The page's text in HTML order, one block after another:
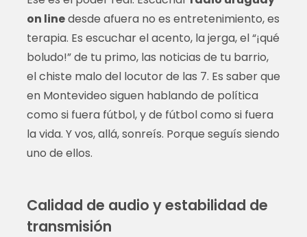
on linedesde afuera no es entretenimiento, es
terapia. Es escuchar el acento, la jerga, el “¡qué
boludo!” de tu primo, las noticias de tu barrio,
el chiste malo del locutor de las 7. Es saber que
en Montevideo siguen hablando de política
como si fuera fútbol, y de fútbol como si fuera
la vida. Y vos, allá, sonreís. Porque seguís siendo
uno de ellos.
Calidad de audio y estabilidad de
transmisión